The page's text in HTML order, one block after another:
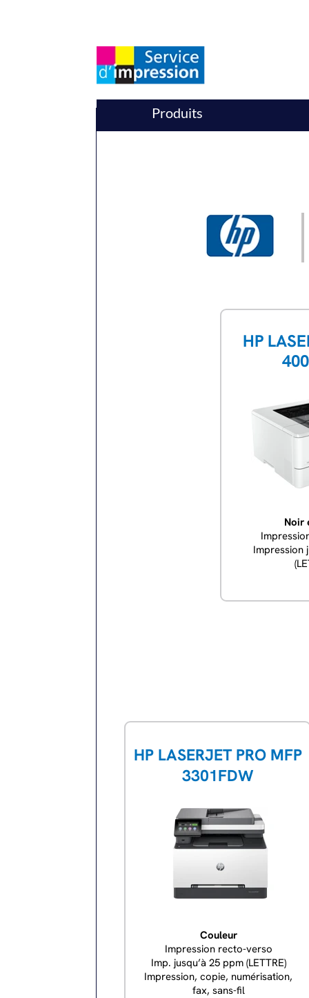
Produits
HP LASERJET PRO MFP
3301FDW
Couleur
Impression recto-verso
Imp. jusqu’à 25 ppm (LETTRE)
Impression, copie, numérisation,
fax, sans-fil
HP
Noir
Impression